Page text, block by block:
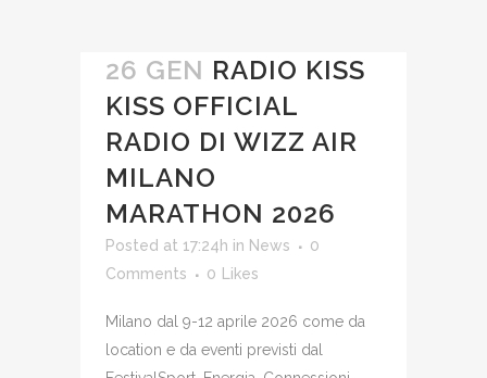
26 GEN RADIO KISS
KISS OFFICIAL
RADIO DI WIZZ AIR
MILANO
MARATHON 2026
Posted at 17:24h in News
0
Comments
0 Likes
Milano dal 9-12 aprile 2026 come da
location e da eventi previsti dal